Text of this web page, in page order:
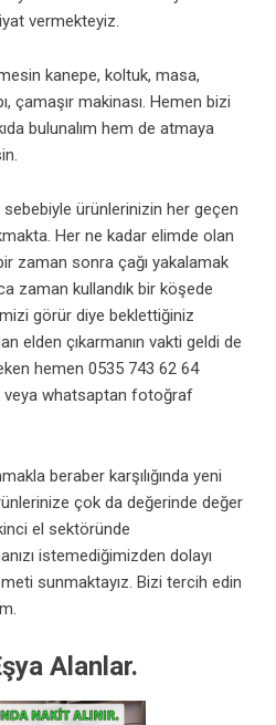
vermekteyiz.
kanepe, koltuk, masa,
çamaşır makinası. Hemen bizi
bulunalım hem de atmaya
sebebiyle ürünlerinizin her geçen
Her ne kadar elimde olan
zaman sonra çağı yakalamak
zaman kullandık bir köşede
görür diye beklettiğiniz
elden çıkarmanın vakti geldi de
hemen 0535 743 62 64
veya whatsaptan fotoğraf
beraber karşılığında yeni
çok da değerinde değer
el sektöründe
istemediğimizden dolayı
sunmaktayız. Bizi tercih edin
Alanlar.